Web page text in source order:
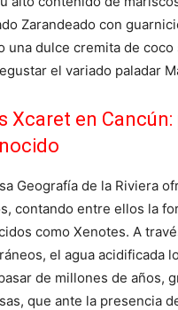
Zarandeado con
una dulce cremita de coco
el variado paladar
Xcaret en Cancún:
Geografía de la Riviera
contando entre ellos la
como Xenotes. A
el agua acidificada
de millones de años,
que ante la presencia